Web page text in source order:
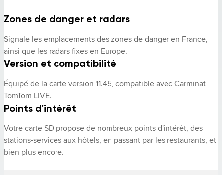
Zones de danger et radars
Signale les emplacements des zones de danger en France,
ainsi que les radars fixes en Europe.
Version et compatibilité
Équipé de la carte version 11.45, compatible avec Carminat
TomTom LIVE.
Points d'intérêt
Votre carte SD propose de nombreux points d'intérêt, des
stations-services aux hôtels, en passant par les restaurants, et
bien plus encore.